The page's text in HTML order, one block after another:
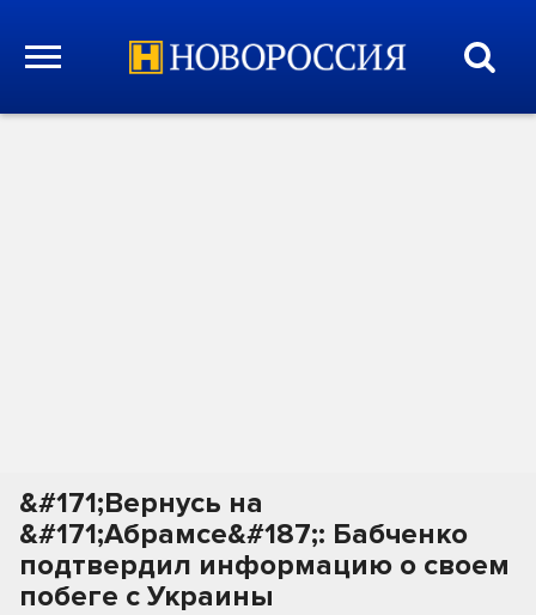
&#171;Вернусь на
&#171;Абрамсе&#187;: Бабченко
подтвердил информацию о своем
побеге с Украины